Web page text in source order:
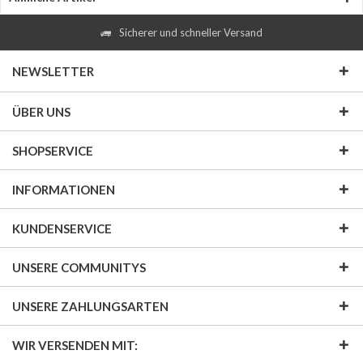
Sicherer und schneller Versand
NEWSLETTER
ÜBER UNS
SHOPSERVICE
INFORMATIONEN
KUNDENSERVICE
UNSERE COMMUNITYS
UNSERE ZAHLUNGSARTEN
WIR VERSENDEN MIT: